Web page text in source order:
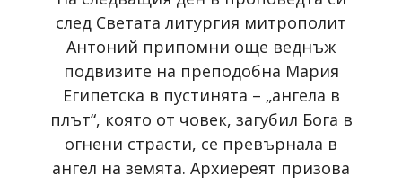
след Светата литургия митрополит
Антоний припомни още веднъж
подвизите на преподобна Мария
Египетска в пустинята – „ангела в
плът“, която от човек, загубил Бога в
огнени страсти, се превърнала в
ангел на земята. Архиереят призова